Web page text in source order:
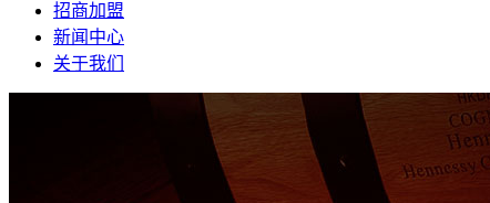
招商加盟
新闻中心
关于我们